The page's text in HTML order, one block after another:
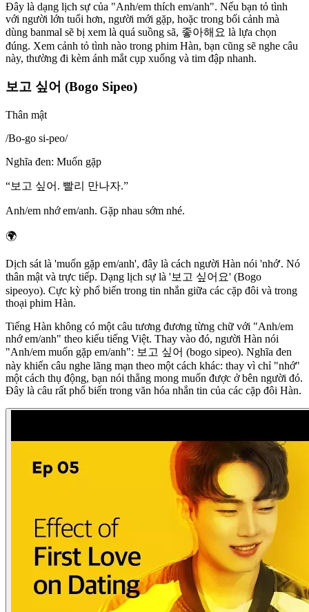
Đây là dạng lịch sự của "Anh/em thích em/anh". Nếu bạn tỏ tình
với người lớn tuổi hơn, người mới gặp, hoặc trong bối cảnh mà
dùng banmal sẽ bị xem là quá suồng sã, 좋아해요 là lựa chọn
đúng. Xem cảnh tỏ tình nào trong phim Hàn, bạn cũng sẽ nghe câu
này, thường đi kèm ánh mắt cụp xuống và tim đập nhanh.
보고 싶어 (Bogo Sipeo)
Thân mật
/Bo-go si-peo/
Nghĩa đen: Muốn gặp
“보고 싶어. 빨리 만나자.”
Anh/em nhớ em/anh. Gặp nhau sớm nhé.
🌍
Dịch sát là 'muốn gặp em/anh', đây là cách người Hàn nói 'nhớ'. Nó
thân mật và trực tiếp. Dạng lịch sự là '보고 싶어요' (Bogo
sipeoyo). Cực kỳ phổ biến trong tin nhắn giữa các cặp đôi và trong
thoại phim Hàn.
Tiếng Hàn không có một câu tương đương từng chữ với "Anh/em
nhớ em/anh" theo kiểu tiếng Việt. Thay vào đó, người Hàn nói
"Anh/em muốn gặp em/anh": 보고 싶어 (bogo sipeo). Nghĩa đen
này khiến câu nghe lãng mạn theo một cách khác: thay vì chỉ "nhớ"
một cách thụ động, bạn nói thẳng mong muốn được ở bên người đó.
Đây là câu rất phổ biến trong văn hóa nhắn tin của các cặp đôi Hàn.